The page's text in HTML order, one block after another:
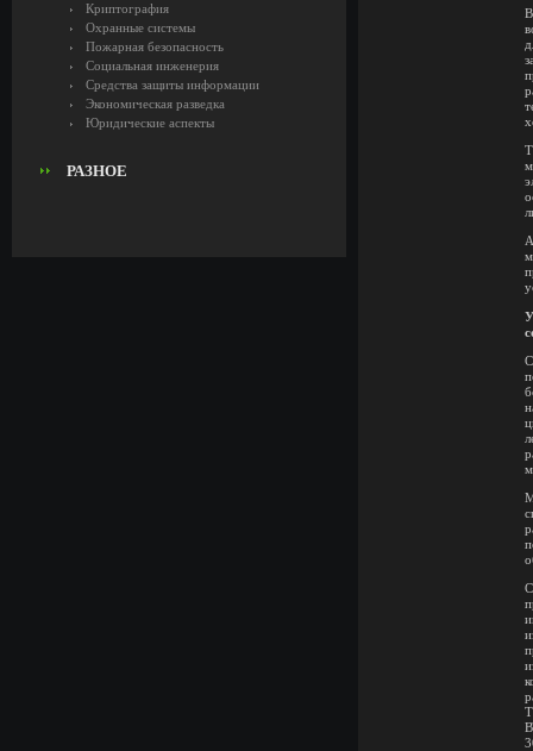
Криптография
Охранные системы
Пожарная безопасность
Социальная инженерия
Средства защиты информации
Экономическая разведка
Юридические аспекты
РАЗНОЕ